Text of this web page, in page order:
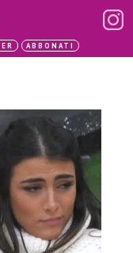
ABBONATI